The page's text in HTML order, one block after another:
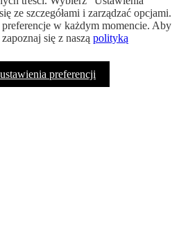
ze szczegółami i zarządzać opcjami.
w każdym momencie. Aby
się z naszą polityką
ustawienia preferencji